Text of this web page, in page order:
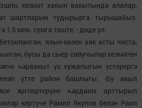
хезмәт хакын вакытында алалар,
шартларын тудырырга тырышабыз.
1,5 млн. сумга төште, - диде ул.
язын-көзен аяк асты чиста,
бусы да сыер савучылар хезмәтен
һәрвакыт үз хуҗалыгын үстерергә
үтте район башлыгы. -Бу авыл
җитештерүне һәрдаим арттырып
кертүче Рамил Якупов белән Раил